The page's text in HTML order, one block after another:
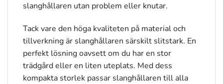
slanghållaren utan problem eller knutar.
Tack vare den höga kvaliteten på material och
tillverkning är slanghållaren särskilt slitstark. En
perfekt lösning oavsett om du har en stor
trädgård eller en liten uteplats. Med dess
kompakta storlek passar slanghållaren till alla